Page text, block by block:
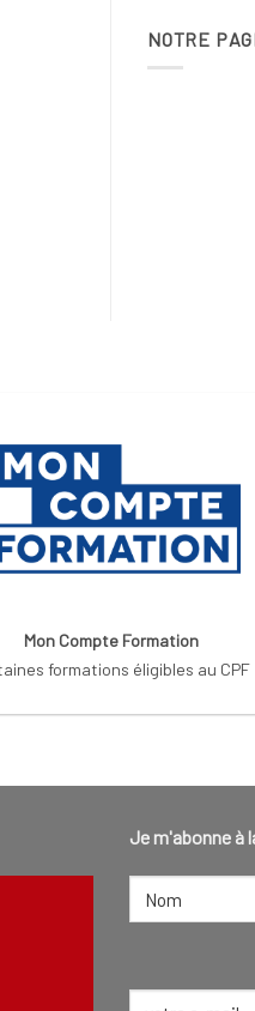
NOTRE
Mon Compte Formation
formations éligibles au CPF
Je m'abonne à
NOM